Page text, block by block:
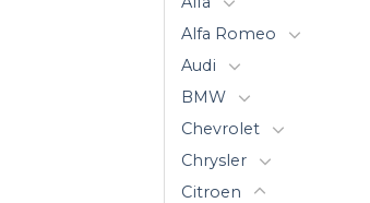
Alfa Romeo
Audi
BMW
Chevrolet
Chrysler
Citroen